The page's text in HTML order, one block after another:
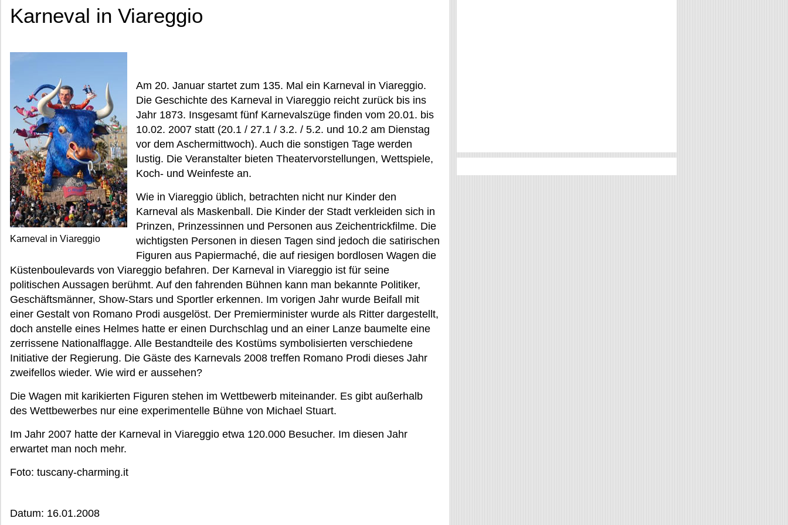
Karneval in Viareggio
Karneval in Viareggio
Am 20. Januar startet zum 135. Mal ein Karneval in Viareggio.
Die Geschichte des Karneval in Viareggio reicht zurück bis ins
Jahr 1873. Insgesamt fünf Karnevalszüge finden vom 20.01. bis
10.02. 2007 statt (20.1 / 27.1 / 3.2. / 5.2. und 10.2 am Dienstag
vor dem Aschermittwoch). Auch die sonstigen Tage werden
lustig. Die Veranstalter bieten Theatervorstellungen, Wettspiele,
Koch- und Weinfeste an.
Wie in Viareggio üblich, betrachten nicht nur Kinder den
Karneval als Maskenball. Die Kinder der Stadt verkleiden sich in
Prinzen, Prinzessinnen und Personen aus Zeichentrickfilme. Die
wichtigsten Personen in diesen Tagen sind jedoch die satirischen
Figuren aus Papiermaché, die auf riesigen bordlosen Wagen die
Küstenboulevards von Viareggio befahren. Der Karneval in Viareggio ist für seine
politischen Aussagen berühmt. Auf den fahrenden Bühnen kann man bekannte Politiker,
Geschäftsmänner, Show-Stars und Sportler erkennen. Im vorigen Jahr wurde Beifall mit
einer Gestalt von Romano Prodi ausgelöst. Der Premierminister wurde als Ritter dargestellt,
doch anstelle eines Helmes hatte er einen Durchschlag und an einer Lanze baumelte eine
zerrissene Nationalflagge. Alle Bestandteile des Kostüms symbolisierten verschiedene
Initiative der Regierung. Die Gäste des Karnevals 2008 treffen Romano Prodi dieses Jahr
zweifellos wieder. Wie wird er aussehen?
Die Wagen mit karikierten Figuren stehen im Wettbewerb miteinander. Es gibt außerhalb
des Wettbewerbes nur eine experimentelle Bühne von Michael Stuart.
Im Jahr 2007 hatte der Karneval in Viareggio etwa 120.000 Besucher. Im diesen Jahr
erwartet man noch mehr.
Foto: tuscany-charming.it
Datum: 16.01.2008